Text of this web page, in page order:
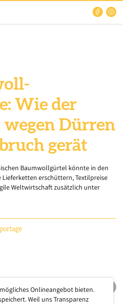
Wie der
Dürren
gerät
Baumwollgürtel könnte in den
erschüttern, Textilpreise
Weltwirtschaft zusätzlich unter
Onlineangebot bieten.
Weil uns Transparenz